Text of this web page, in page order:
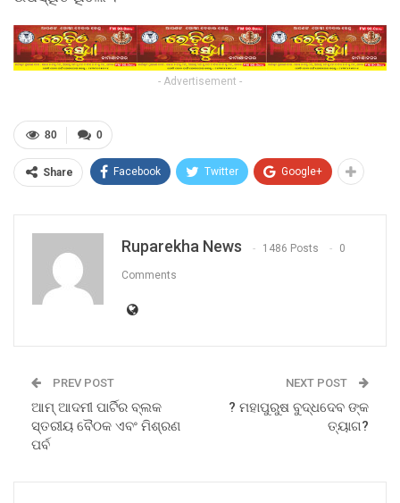
- Advertisement -
0
80
Share Facebook Twitter Google+
Ruparekha News 1486 Posts 0
Comments
PREV POST
ଆମ୍ ଆଦମୀ ପାର୍ଟିର ବ୍ଲକ
ସ୍ତରୀୟ ବୈଠକ ଏବଂ ମିଶ୍ରଣ
ପର୍ବ
NEXT POST
? ମହାପୁରୁଷ ବୁଦ୍ଧଦେବ ଙ୍କ
ତ୍ୟାଗ?